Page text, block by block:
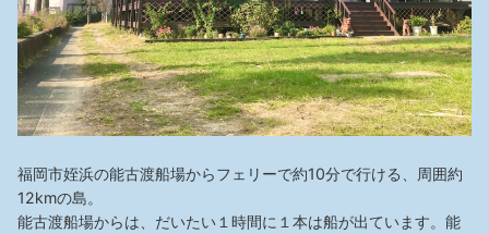
福岡市姪浜の能古渡船場からフェリーで約10分で行ける、周囲約
12kmの島。
能古渡船場からは、だいたい１時間に１本は船が出ています。能